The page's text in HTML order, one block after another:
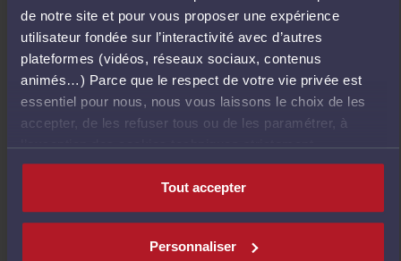
de notre site et pour vous proposer une expérience
utilisateur fondée sur l’interactivité avec d’autres
plateformes (vidéos, réseaux sociaux, contenus
animés…) Parce que le respect de votre vie privée est
essentiel pour nous, nous vous laissons le choix de les
accepter, de les refuser tous ou de les paramétrer, à
l’exception des cookies techniques strictement
nécessaires au fonctionnement du site.
Tout accepter
Personnaliser
T
O
U
R
À
L
'
C